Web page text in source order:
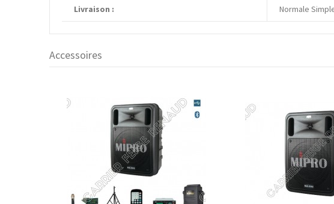
Livraison : Normale
Accessoires